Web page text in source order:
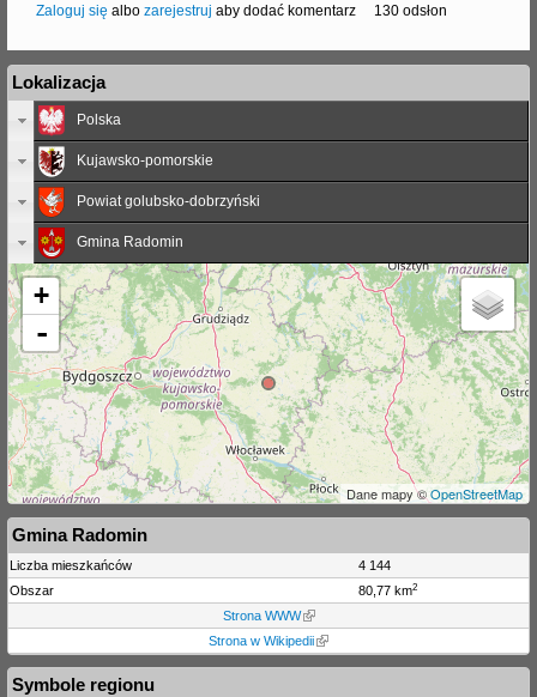
Zaloguj się albo zarejestruj aby dodać komentarz 130 odsłon
Lokalizacja
Polska
Kujawsko-pomorskie
Powiat golubsko-dobrzyński
Gmina Radomin
+
-
Dane mapy ©OpenStreetMap
Gmina Radomin
Liczba mieszkańców
4 144
Obszar
80,77 km2
Strona WWW
Strona w Wikipedii
Symbole regionu